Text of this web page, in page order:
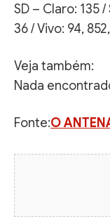
SD – Claro: 135 /
36 / Vivo: 94,
Veja também:
Nada
Fonte:O